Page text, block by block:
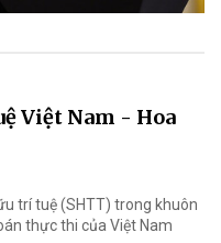
Việt Nam - Hoa
trí tuệ (SHTT) trong khuôn
thực thi của Việt Nam